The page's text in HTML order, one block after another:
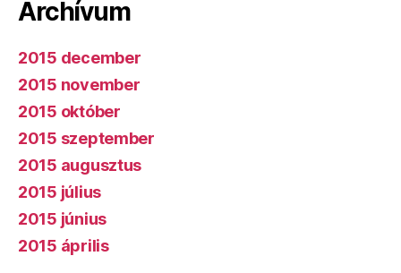
Archívum
2015 december
2015 november
2015 október
2015 szeptember
2015 augusztus
2015 július
2015 június
2015 április